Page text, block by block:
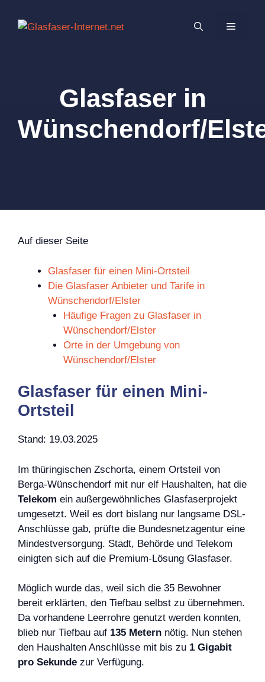
Inhalt
MENÜ
Glasfaser in
Wünschendorf/
Auf dieser Seite
Glasfaser für einen Mini-Ortsteil
Die Glasfaser Anbieter und Tarife in
Wünschendorf/Elster
Häufige Fragen zu Glasfaser in
Wünschendorf/Elster
Orte in der Umgebung von
Wünschendorf/Elster
Glasfaser für einen Mini-
Ortsteil
Stand: 19.03.2025
Im thüringischen Zschorta, einem Ortsteil von
Berga-Wünschendorf mit nur elf Haushalten, hat die
Telekom ein außergewöhnliches Glasfaserprojekt
umgesetzt. Weil es dort bislang nur langsame DSL-
Anschlüsse gab, prüfte die Bundesnetzagentur eine
Mindestversorgung. Stadt, Behörde und Telekom
einigten sich auf die Premium-Lösung Glasfaser.
Möglich wurde das, weil sich die 35 Bewohner
bereit erklärten, den Tiefbau selbst zu übernehmen.
Da vorhandene Leerrohre genutzt werden konnten,
blieb nur Tiefbau auf 135 Metern nötig. Nun stehen
den Haushalten Anschlüsse mit bis zu 1 Gigabit
pro Sekunde zur Verfügung.